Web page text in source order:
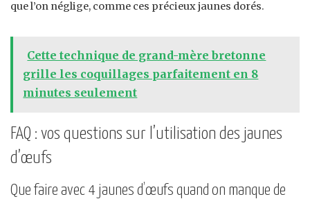
que l’on néglige, comme ces précieux jaunes dorés.
Cette technique de grand-mère bretonne
grille les coquillages parfaitement en 8
minutes seulement
FAQ : vos questions sur l’utilisation des jaunes
d’œufs
Que faire avec 4 jaunes d’œufs quand on manque de